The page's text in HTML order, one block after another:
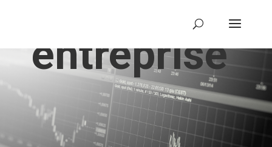
entreprise